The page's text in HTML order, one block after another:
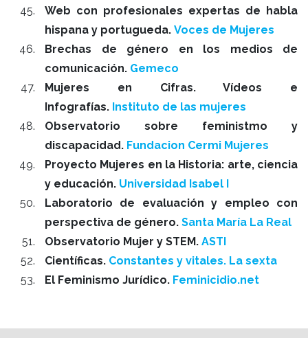
Web con profesionales expertas de habla
hispana y portugueda. Voces de Mujeres
Brechas de género en los medios de
comunicación. Gemeco
Mujeres en Cifras. Vídeos e
Infografías. Instituto de las mujeres
Observatorio sobre feministmo y
discapacidad. Fundacion Cermi Mujeres
Proyecto Mujeres en la Historia: arte, ciencia
y educación. Universidad Isabel I
Laboratorio de evaluación y empleo con
perspectiva de género. Santa María La Real
Observatorio Mujer y STEM. ASTI
Científicas. Constantes y vitales. La sexta
El Feminismo Jurídico. Feminicidio.net